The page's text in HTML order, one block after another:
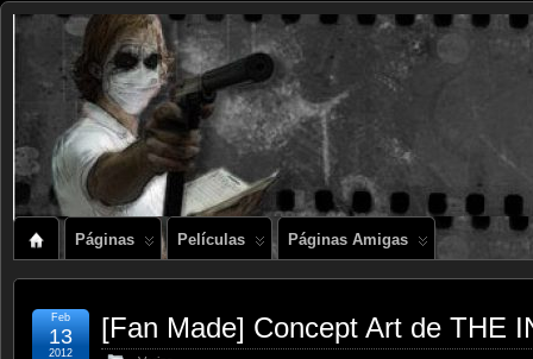
Páginas Películas Páginas Amigas
[Fan Made] Concept Art de THE
Feb
13
2012